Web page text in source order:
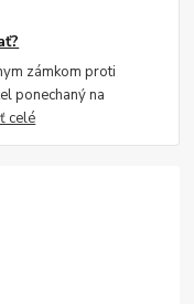
zámkom proti
ponechaný na
celé